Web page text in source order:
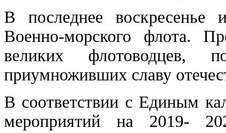
В последнее воскресенье
Военно-морского флота.
великих флотоводцев,
приумноживших славу
В соответствии с Единым
мероприятий на 2019-